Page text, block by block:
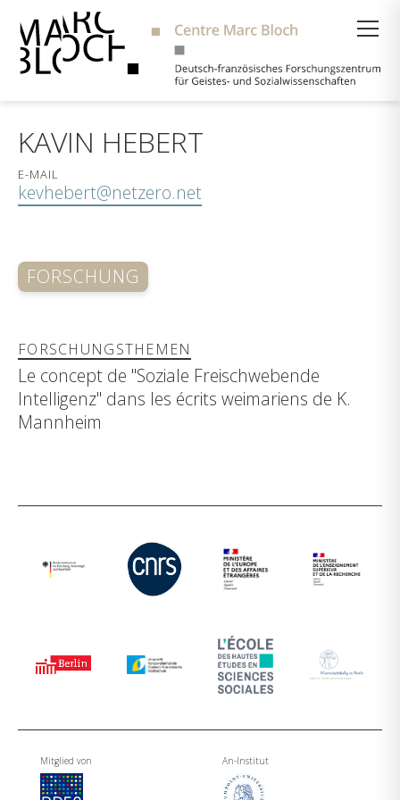
KAVIN HEBERT
E-MAIL
kevhebert@netzero.net
FORSCHUNG
FORSCHUNGSTHEMEN
Le concept de "Soziale Freischwebende
Intelligenz" dans les écrits weimariens de K.
Mannheim
Mitglied von An-Institut